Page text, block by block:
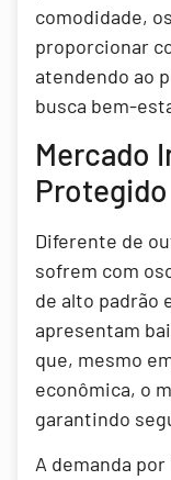
comodidade,
proporcionar
atendendo ao
busca bem-
Mercado
Protegido
Diferente de
sofrem com
de alto padrão
apresentam
que, mesmo
econômica, o
garantindo
A demanda